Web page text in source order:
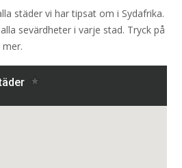
städer vi har tipsat om i Sydafrika.
sevärdheter i varje stad. Tryck på